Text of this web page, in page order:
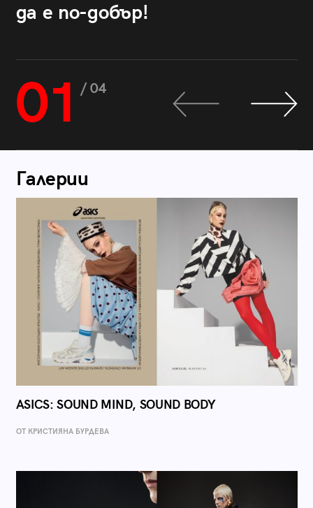
да е по-добър!
01 / 04
Галерии
ASICS: SOUND MIND, SOUND BODY
ОТ КРИСТИЯНА БУРДЕВА